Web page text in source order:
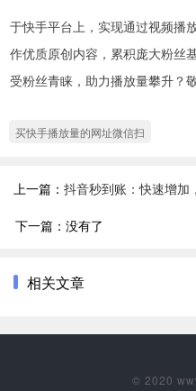
于快手平台上，实现通过视频播
作优质原创内容，累积庞大粉丝
受粉丝青睐，助力播放量攀升？
买快手播放量的网址微信扫
上一篇： 抖音秒到账：快速增加
下一篇：没有了
相关文章
© 2020